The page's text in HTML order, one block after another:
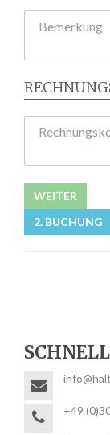
Bemerkung
WEITER
2. BUCHUNG
+49